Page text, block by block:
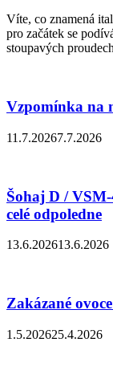
Víte, co znamená
pro začátek se
stoupavých
Vzpomínka na
11.7.20267.7.2026
Šohaj D /
celé odpoledne
13.6.202613.6.2026
Zakázané
1.5.202625.4.2026